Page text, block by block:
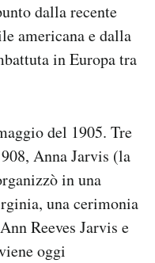
dalla recente
americana e dalla
in Europa tra
del 1905. Tre
Anna Jarvis (la
in una
una cerimonia
Reeves Jarvis e
oggi